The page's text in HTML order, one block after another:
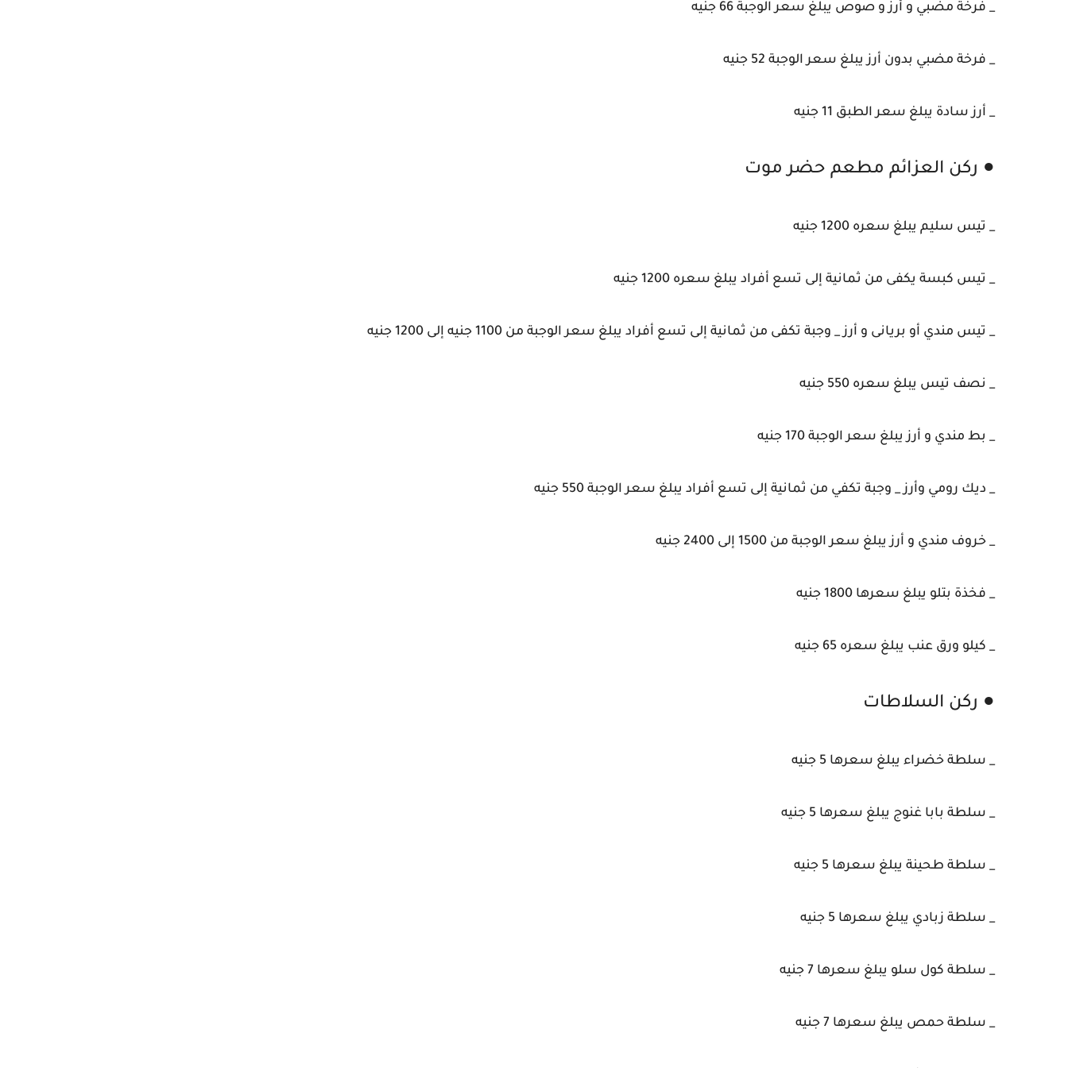
_ فرخة مضبي و أرز و صوص يبلغ سعر الوجبة 66 جنيه
_ فرخة مضبي بدون أرز يبلغ سعر الوجبة 52 جنيه
_ أرز سادة يبلغ سعر الطبق 11 جنيه
● ركن العزائم مطعم حضر موت
_ تيس سليم يبلغ سعره 1200 جنيه
_ تيس كبسة يكفى من ثمانية إلى تسع أفراد يبلغ سعره 1200 جنيه
_ تيس مندي أو بريانى و أرز _ وجبة تكفى من ثمانية إلى تسع أفراد يبلغ سعر الوجبة من 1100 جنيه إلى 1200 جنيه
_ نصف تيس يبلغ سعره 550 جنيه
_ بط مندي و أرز يبلغ سعر الوجبة 170 جنيه
_ ديك رومي وأرز _ وجبة تكفي من ثمانية إلى تسع أفراد يبلغ سعر الوجبة 550 جنيه
_ خروف مندي و أرز يبلغ سعر الوجبة من 1500 إلى 2400 جنيه
_ فخذة بتلو يبلغ سعرها 1800 جنيه
_ كيلو ورق عنب يبلغ سعره 65 جنيه
● ركن السلاطات
_ سلطة خضراء يبلغ سعرها 5 جنيه
_ سلطة بابا غنوج يبلغ سعرها 5 جنيه
_ سلطة طحينة يبلغ سعرها 5 جنيه
_ سلطة زبادي يبلغ سعرها 5 جنيه
_ سلطة كول سلو يبلغ سعرها 7 جنيه
_ سلطة حمص يبلغ سعرها 7 جنيه